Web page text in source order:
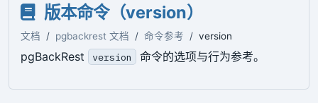
版本命令（version）
文档 pgbackrest 文档 命令参考 version
pgBackRest version 命令的选项与行为参考。